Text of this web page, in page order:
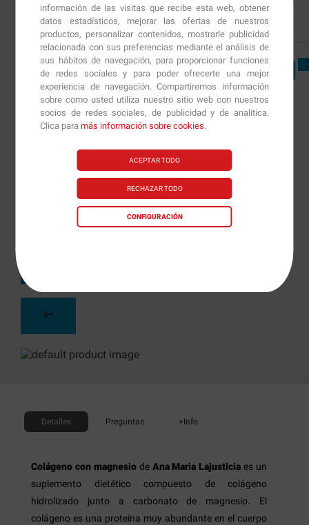
información de las visitas que recibe esta web, obtener
datos estadísticos, mejorar las ofertas de nuestros
productos, personalizar contenidos, mostrarle publicidad
relacionada con sus preferencias mediante el análisis de
sus hábitos de navegación, para proporcionar funciones
de redes sociales y para poder ofrecerte una mejor
experiencia de navegación. Compartiremos información
sobre como usted utiliza nuestro sitio web con nuestros
socios de redes sociales, de publicidad y de analítica.
Clica paramás información sobre cookies.
ACEPTAR TODO
RECHAZAR TODO
CONFIGURACIÓN
1 2
Detalles Preguntas +Info
Colágeno con magnesiode Ana Maria Lajusticia es un
suplemento dietético compuesto de colágeno
hidrolizado junto a carbonato de magnesio. El
colágeno es una proteína muy abundante en el cuerpo